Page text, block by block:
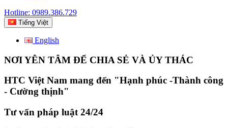
Hotline: 0989.386.729
Tiếng Việt
English
NƠI YÊN TÂM ĐỂ CHIA SẺ VÀ ỦY THÁC
HTC Việt Nam mang đến "Hạnh phúc -Thành công
- Cường thịnh"
Tư vấn pháp luật 24/24